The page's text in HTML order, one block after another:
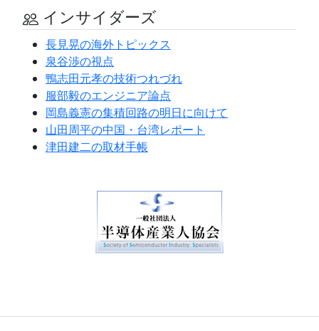
インサイダーズ
長見晃の海外トピックス
泉谷渉の視点
鴨志田元孝の技術つれづれ
服部毅のエンジニア論点
岡島義憲の集積回路の明日に向けて
山田周平の中国・台湾レポート
津田建二の取材手帳